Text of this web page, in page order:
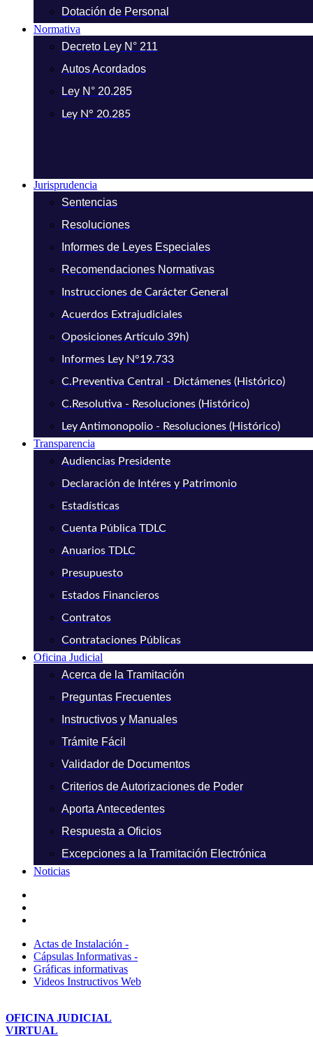
Dotación de Personal
Normativa
Decreto Ley N° 211
Autos Acordados
Ley N° 20.285
Ley N° 20.285
Jurisprudencia
Sentencias
Resoluciones
Informes de Leyes Especiales
Recomendaciones Normativas
Instrucciones de Carácter General
Acuerdos Extrajudiciales
Oposiciones Artículo 39h)
Informes Ley N°19.733
C.Preventiva Central - Dictámenes (Histórico)
C.Resolutiva - Resoluciones (Histórico)
Ley Antimonopolio - Resoluciones (Histórico)
Transparencia
Audiencias Presidente
Declaración de Intéres y Patrimonio
Estadísticas
Cuenta Pública TDLC
Anuarios TDLC
Presupuesto
Estados Financieros
Contratos
Contrataciones Públicas
Oficina Judicial
Acerca de la Tramitación
Preguntas Frecuentes
Instructivos y Manuales
Trámite Fácil
Validador de Documentos
Criterios de Autorizaciones de Poder
Aporta Antecedentes
Respuesta a Oficios
Excepciones a la Tramitación Electrónica
Noticias
Actas de Instalación -
Cápsulas Informativas -
Gráficas informativas
Videos Instructivos Web
OFICINA JUDICIAL
VIRTUAL